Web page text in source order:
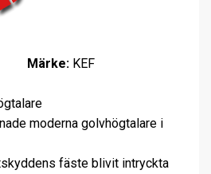
Märke: KEF
moderna golvhögtalare i
fäste blivit intryckta